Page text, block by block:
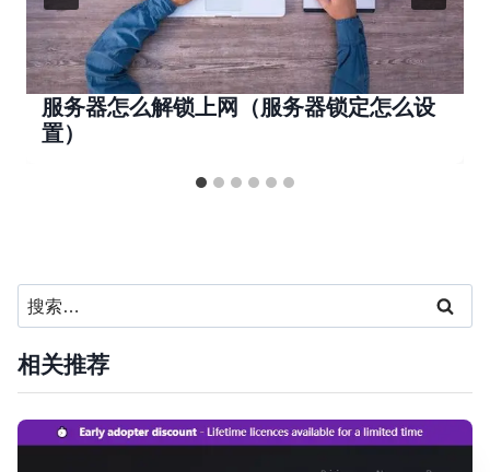
服务器怎么解锁上网（服务器锁定怎么设
置）
搜
索：
相关推荐